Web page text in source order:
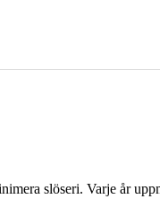
slöseri. Varje år